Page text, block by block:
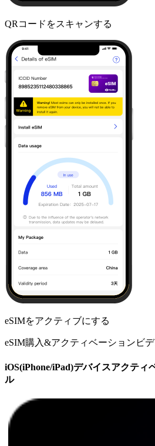
QRコードをスキャンする
eSIMをアクティブにする
eSIM購入&アクティベーションビ
iOS(iPhone/iPad)デバイスアクティ
ル